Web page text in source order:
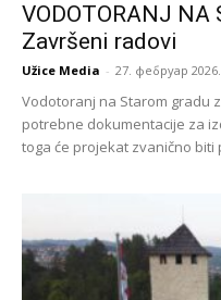
VODOTORANJ NA
Završeni radovi
Užice Media - 27. фебруар 2026.
Vodotoranj na Starom gradu
potrebne dokumentacije za
toga će projekat zvanično biti